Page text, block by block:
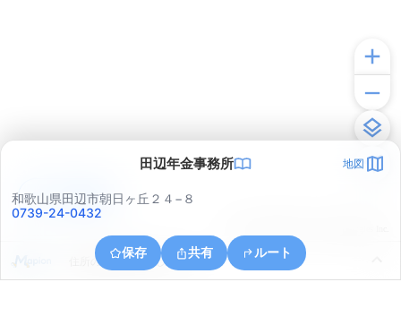
田辺年金事務所 地図
和歌山県田辺市朝日ヶ丘２４−８
0739-24-0432
保存 共有 ルート
住所の取得に失敗しました
アプリで見る